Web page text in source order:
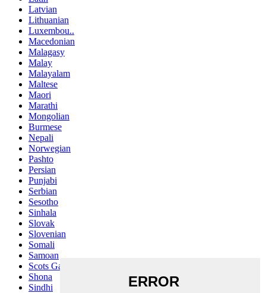
Latvian
Lithuanian
Luxembou..
Macedonian
Malagasy
Malay
Malayalam
Maltese
Maori
Marathi
Mongolian
Burmese
Nepali
Norwegian
Pashto
Persian
Punjabi
Serbian
Sesotho
Sinhala
Slovak
Slovenian
Somali
Samoan
Scots Gaelic
Shona
Sindhi